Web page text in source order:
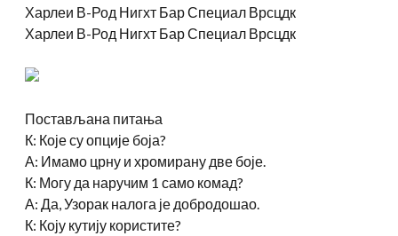
Харлеи В-Род Нигхт Бар Специал Врсцдк
Харлеи В-Род Нигхт Бар Специал Врсцдк
Постављана питања
К: Које су опције боја?
А: Имамо црну и хромирану две боје.
К: Могу да наручим 1 само комад?
А: Да, Узорак налога је добродошао.
К: Коју кутију користите?